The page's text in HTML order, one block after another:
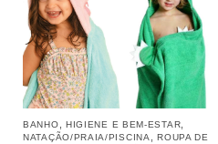
BANHO HIGIENE E BEM-ESTAR
NATAÇÃO/PRAIA/PISCINA ,ROUPA DE